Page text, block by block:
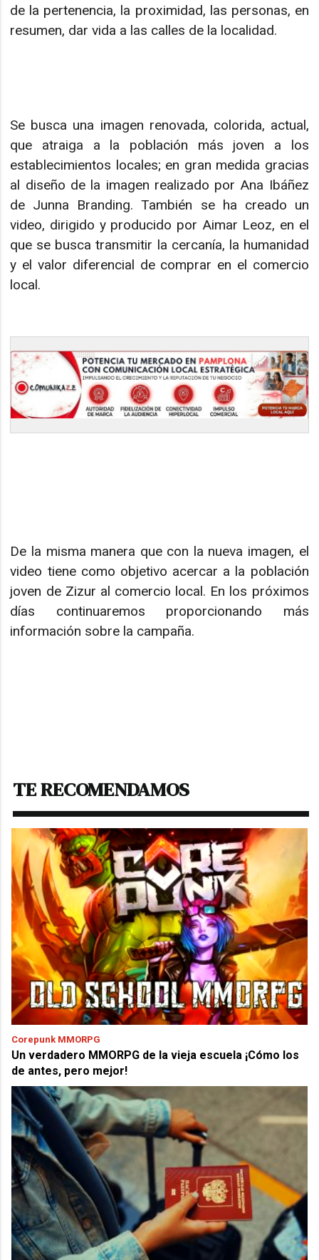
de la pertenencia, la proximidad, las personas, en
resumen, dar vida a las calles de la localidad.
Se busca una imagen renovada, colorida, actual,
que atraiga a la población más joven a los
establecimientos locales; en gran medida gracias
al diseño de la imagen realizado por Ana Ibáñez
de Junna Branding. También se ha creado un
video, dirigido y producido por Aimar Leoz, en el
que se busca transmitir la cercanía, la humanidad
y el valor diferencial de comprar en el comercio
local.
De la misma manera que con la nueva imagen, el
video tiene como objetivo acercar a la población
joven de Zizur al comercio local. En los próximos
días continuaremos proporcionando más
información sobre la campaña.
TE RECOMENDAMOS
Corepunk MMORPG
Un verdadero MMORPG de la vieja escuela ¡Cómo los
de antes, pero mejor!